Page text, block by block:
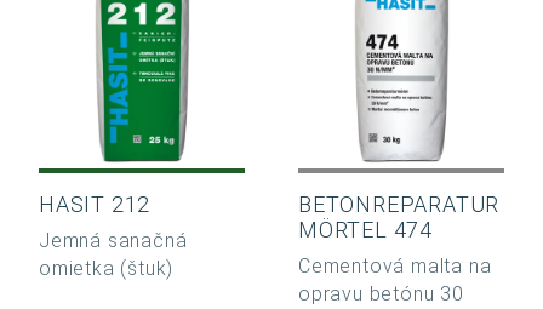
HASIT 212
Jemná sanačná
omietka (štuk)
BETONREPARATUR
MÖRTEL 474
Cementová malta na
opravu betónu 30